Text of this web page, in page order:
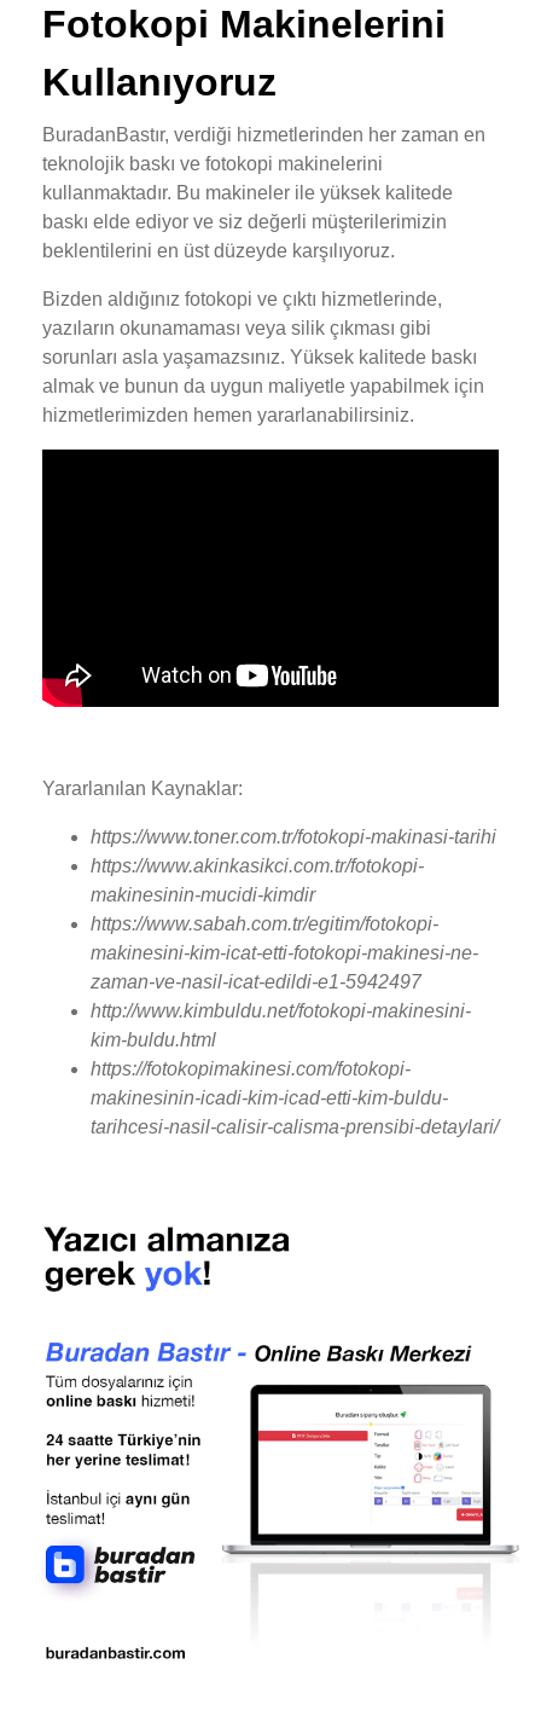
Fotokopi Makinelerini
Kullanıyoruz
BuradanBastır, verdiği hizmetlerinden her zaman en
teknolojik baskı ve fotokopi makinelerini
kullanmaktadır. Bu makineler ile yüksek kalitede
baskı elde ediyor ve siz değerli müşterilerimizin
beklentilerini en üst düzeyde karşılıyoruz.
Bizden aldığınız fotokopi ve çıktı hizmetlerinde,
yazıların okunamaması veya silik çıkması gibi
sorunları asla yaşamazsınız. Yüksek kalitede baskı
almak ve bunun da uygun maliyetle yapabilmek için
hizmetlerimizden hemen yararlanabilirsiniz.
Yararlanılan Kaynaklar:
https://www.toner.com.tr/fotokopi-makinasi-tarihi
https://www.akinkasikci.com.tr/fotokopi-
makinesinin-mucidi-kimdir
https://www.sabah.com.tr/egitim/fotokopi-
makinesini-kim-icat-etti-fotokopi-makinesi-ne-
zaman-ve-nasil-icat-edildi-e1-5942497
http://www.kimbuldu.net/fotokopi-makinesini-
kim-buldu.html
https://fotokopimakinesi.com/fotokopi-
makinesinin-icadi-kim-icad-etti-kim-buldu-
tarihcesi-nasil-calisir-calisma-prensibi-detaylari/